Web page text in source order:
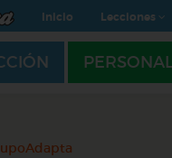
Inicio Lecciones